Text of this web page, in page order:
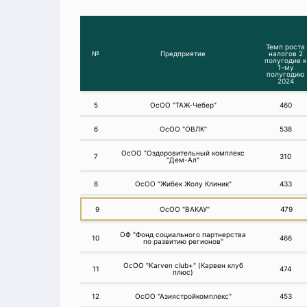
№ Предприятие
Темп роста
налогов 2
полугодие к
1-му
полугодию
2024
5 ОсОО "ТАЖ-Чебер" 460
6 ОсОО "ОВЛК" 538
7
ОсОО "Оздоровительный комплекс
"Дем-Ал"
310
8 ОсОО "Жибек Жолу Клиник" 433
9 ОсОО "ВАКАУ" 479
10
ОФ "Фонд социального партнерства
по развитию регионов"
466
11
ОсОО "Karven club+" (Карвен клуб
плюс)
474
12 ОсОО "Азиястройкомплекс" 453